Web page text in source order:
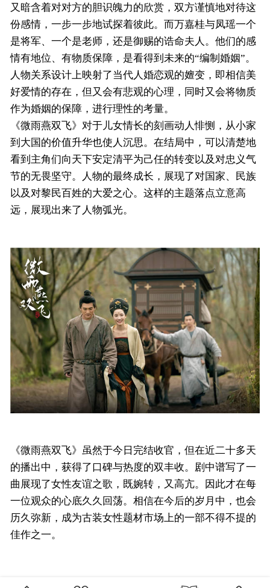
又暗含着对对方的胆识魄力的欣赏，双方谨慎地对待这
份感情，一步一步地试探着彼此。而万嘉桂与凤瑶一个
是将军、一个是老师，还是御赐的诰命夫人。他们的感
情有地位、有物质保障，是看得到未来的“编制婚姻”。
人物关系设计上映射了当代人婚恋观的嬗变，即相信美
好爱情的存在，但又会有悲观的心理，同时又会将物质
作为婚姻的保障，进行理性的考量。
《微雨燕双飞》对于儿女情长的刻画动人悱恻，从小家
到大国的价值升华也使人沉思。在结局中，可以清楚地
看到主角们向天下安定清平为己任的转变以及对忠义气
节的无畏坚守。人物的最终成长，展现了对国家、民族
以及对黎民百姓的大爱之心。这样的主题落点立意高
远，展现出来了人物弧光。
《微雨燕双飞》虽然于今日完结收官，但在近二十多天
的播出中，获得了口碑与热度的双丰收。剧中谱写了一
曲展现了女性友谊之歌，既婉转，又高亢。因此才在每
一位观众的心底久久回荡。相信在今后的岁月中，也会
历久弥新，成为古装女性题材市场上的一部不得不提的
佳作之一。